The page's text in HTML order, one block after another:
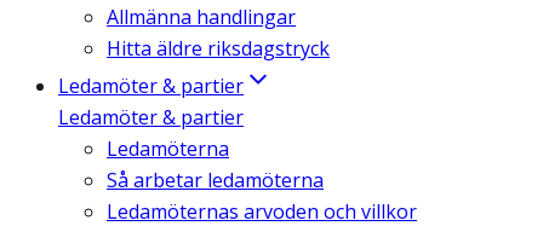
Allmänna handlingar
Hitta äldre riksdagstryck
Ledamöter & partier
Ledamöter & partier
Ledamöterna
Så arbetar ledamöterna
Ledamöternas arvoden och villkor